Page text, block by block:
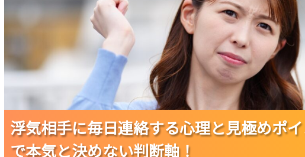
浮気相手に毎日連絡する心理と見極めポ
で本気と決めない判断軸！
浮気相手に毎日連絡する心理と見極めポ
で本気と決めない判断軸！
浮気相手に毎日連絡する心理と見極めポ
で本気と決めない判断軸！